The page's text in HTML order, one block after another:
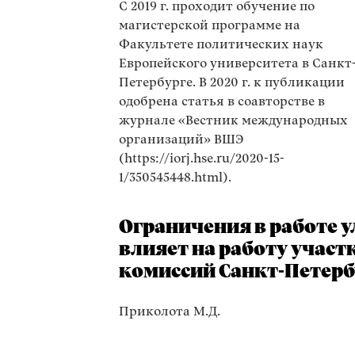
С 2019 г. проходит обучение по
магистерской программе на
Факультете политических наук
Европейского университета в
Петербурге. В 2020 г. к публикации
одобрена статья в соавторстве в
журнале «Вестник международных
организаций» ВШЭ
(https://iorj.hse.ru/2020-15-
1/350545448.html).
Ограничения в работе
влияет на работу
комиссий Санкт-
Приколота М.Д.